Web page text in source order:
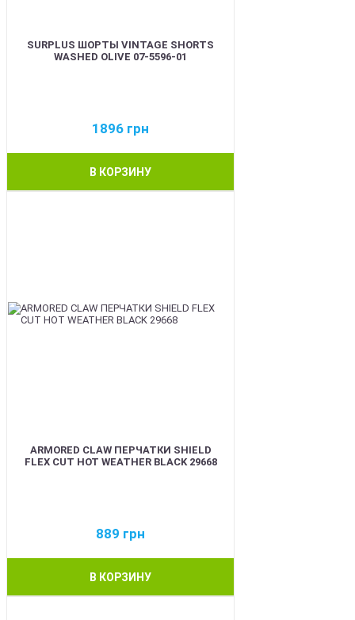
SURPLUS ШОРТЫ VINTAGE SHORTS
WASHED OLIVE 07-5596-01
1896 грн
В КОРЗИНУ
ARMORED CLAW ПЕРЧАТКИ SHIELD
FLEX CUT HOT WEATHER BLACK 29668
889 грн
В КОРЗИНУ